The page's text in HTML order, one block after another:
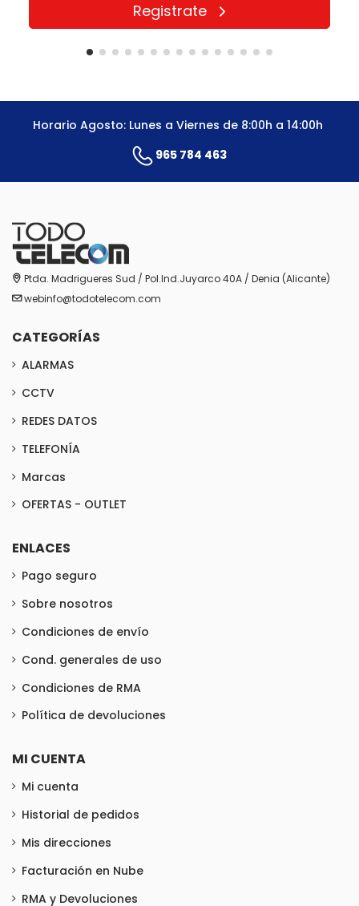
Registrate
Horario Agosto: Lunes a Viernes de 8:00h a 14:00h
965 784 463
Ptda. Madrigueres Sud / Pol.Ind.Juyarco 40A / Denia (Alicante)
webinfo@todotelecom.com
CATEGORÍAS
ALARMAS
CCTV
REDES DATOS
TELEFONÍA
Marcas
OFERTAS - OUTLET
ENLACES
Pago seguro
Sobre nosotros
Condiciones de envío
Cond. generales de uso
Condiciones de RMA
Política de devoluciones
MI CUENTA
Mi cuenta
Historial de pedidos
Mis direcciones
Facturación en Nube
RMA y Devoluciones